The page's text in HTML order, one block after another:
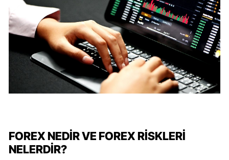
FOREX NEDIR VE FOREX RISKLERI
NELERDIR?